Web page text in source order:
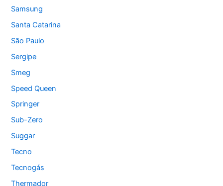
Samsung
Santa Catarina
São Paulo
Sergipe
Smeg
Speed Queen
Springer
Sub-Zero
Suggar
Tecno
Tecnogás
Thermador